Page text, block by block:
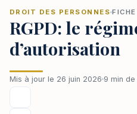
DROIT DES PERSONNES
RGPD: le
d’autorisation
Mis à jour le 26 juin 2026 9 min